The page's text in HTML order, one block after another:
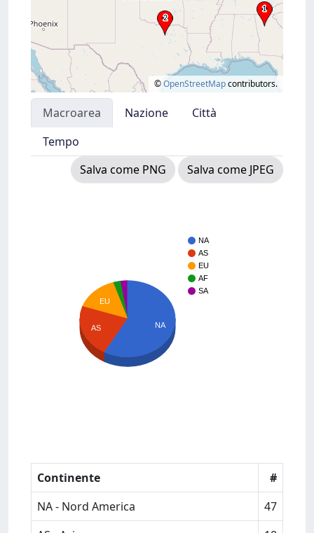
©OpenStreetMapcontributors.
Macroarea Nazione
Città
Tempo
Salva come PNG
Salva come JPEG
NA
AS
EU
AF
SA
EU
AS NA
Continente
#
NA - Nord America
47